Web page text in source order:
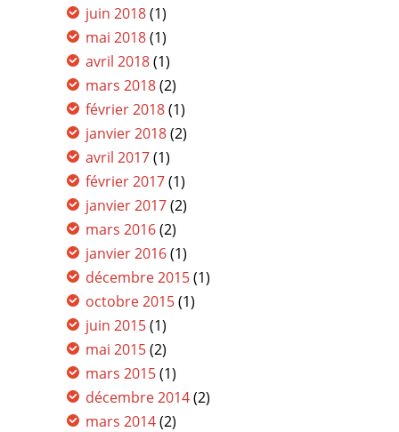
juin 2018(1)
mai 2018(1)
avril 2018(1)
mars 2018(2)
février 2018(1)
janvier 2018(2)
avril 2017(1)
février 2017(1)
janvier 2017(2)
mars 2016(2)
janvier 2016(1)
décembre 2015(1)
octobre 2015(1)
juin 2015(1)
mai 2015(2)
mars 2015(1)
décembre 2014(2)
mars 2014(2)